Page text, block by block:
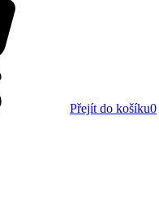
Přejít do košíku0